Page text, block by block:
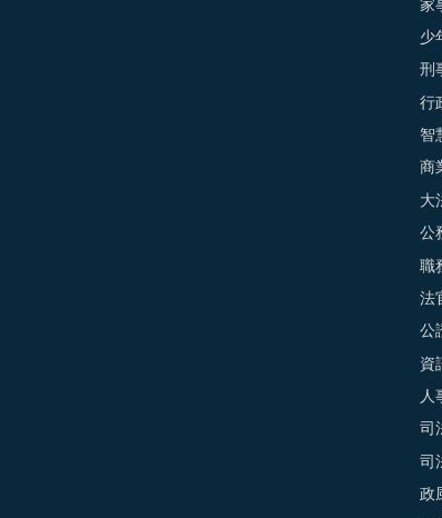
家
少
刑
行
智
商
大
公
職
法
公
資
人
司
司
政